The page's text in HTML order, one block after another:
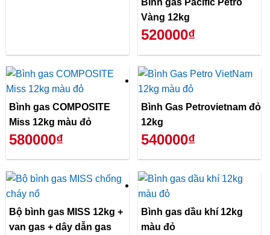
Bình gas Pacific Petro
Vàng 12kg
520000₫
Bình gas COMPOSITE
Miss 12kg màu đỏ
580000₫
Bình Gas Petrovietnam đỏ
12kg
540000₫
Bộ bình gas MISS 12kg +
van gas + dây dẫn gas
Bình gas dầu khí 12kg
màu đỏ